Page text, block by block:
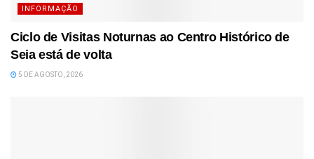
INFORMAÇÃO
Ciclo de Visitas Noturnas ao Centro Histórico de
Seia está de volta
5 DE AGOSTO, 2026